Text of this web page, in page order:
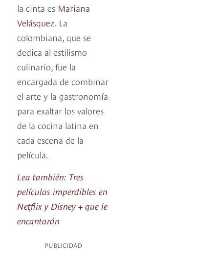
la cinta es Mariana
Velásquez. La
colombiana, que se
dedica al estilismo
culinario, fue la
encargada de combinar
el arte y la gastronomía
para exaltar los valores
de la cocina latina en
cada escena de la
película.
Lea también: Tres
películas imperdibles en
Netflix y Disney + que le
encantarán
PUBLICIDAD